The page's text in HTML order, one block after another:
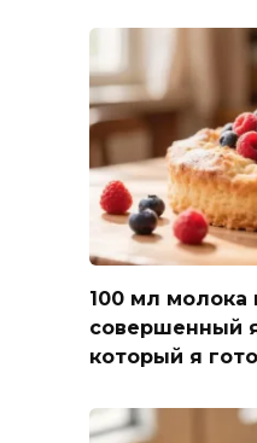
100 мл молока
совершенный
который я